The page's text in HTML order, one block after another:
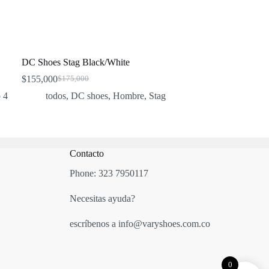
4
DC Shoes Stag Black/White
$175,000
Original
price
$155,000Current
price
todos,DC shoes,Hombre, Stag
Contacto
Phone: 323 7950117
Necesitas ayuda?
escríbenos a info@varyshoes.com.co
0